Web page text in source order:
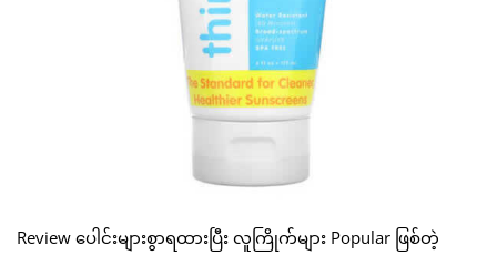
Review ပေါင်းများစွာရထားပြီး လူကြိုက်များ Popular ဖြစ်တဲ့